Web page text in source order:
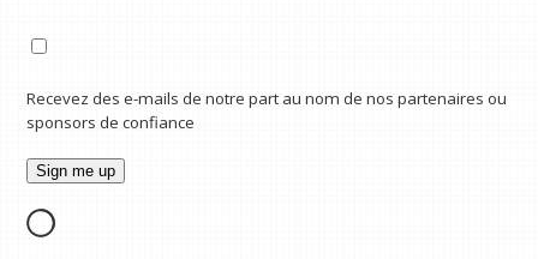
Recevez des e-mails de notre part au nom de nos partenaires ou
sponsors de confiance